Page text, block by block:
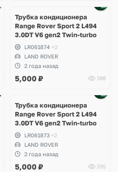
Трубка кондиционера
Range Rover Sport 2 L494
3.0DT V6 gen2 Twin-turbo
LR061874 +2
LAND ROVER
2 года назад
5,000 ₽ 588
Трубка кондиционера
Range Rover Sport 2 L494
3.0DT V6 gen2 Twin-turbo
LR061873 +2
LAND ROVER
2 года назад
5,000 ₽ 595